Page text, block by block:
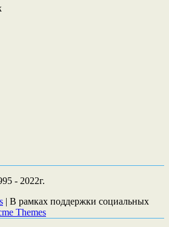
- 2022г.
| В рамках поддержки социальных
Themes